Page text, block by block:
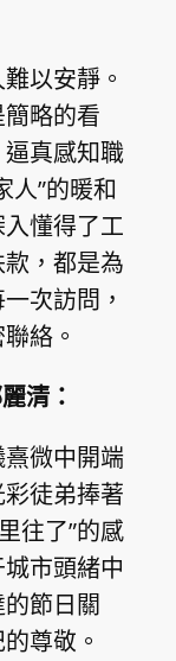
以安靜。
略的看
真感知職
人”的暖和
懂得了工
，都是為
次訪問，
絡。
清：
微中開端
徒弟捧著
往了”的感
市頭緒中
節日關
尊敬。